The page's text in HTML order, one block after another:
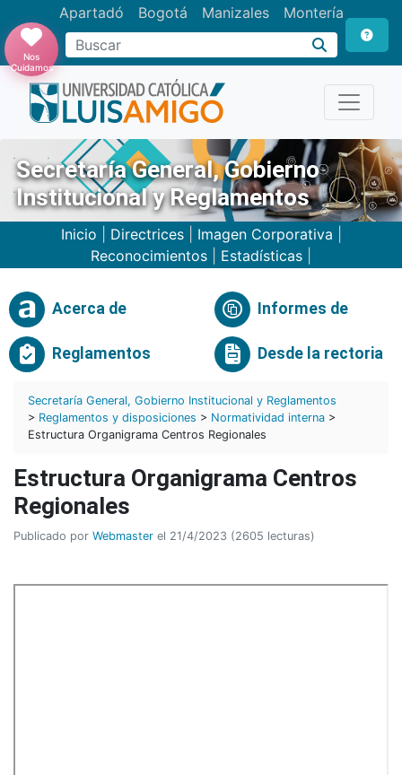
Apartadó Bogotá Manizales Montería
Buscar
Nos
Cuidamos
Secretaría General, Gobierno
Institucional y Reglamentos
Inicio Directrices| Imagen Corporativa
Reconocimientos
Estadísticas
Acerca de Informes de
Reglamentos Desde la rectoria
Secretaría General, Gobierno Institucional y Reglamentos
> Reglamentos y disposiciones > Normatividad interna >
Estructura Organigrama Centros Regionales
Estructura Organigrama Centros
Regionales
Publicado por Webmaster el 21/4/2023 (2605 lecturas)